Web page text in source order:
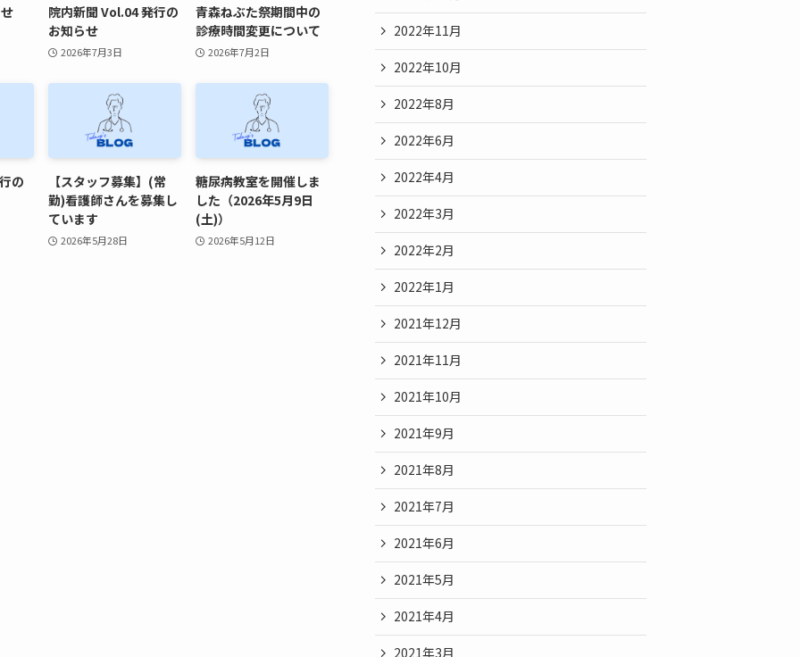
院内新聞 Vol.04 発行の
お知らせ
2026年7月3日
青森ねぶた祭期間中の
診療時間変更について
2026年7月2日
の
【スタッフ募集】(常
勤)看護師さんを募集し
ています
2026年5月28日
糖尿病教室を開催しま
した（2026年5月9日
(土)）
2026年5月12日
2022年11月
2022年10月
2022年8月
2022年6月
2022年4月
2022年3月
2022年2月
2022年1月
2021年12月
2021年11月
2021年10月
2021年9月
2021年8月
2021年7月
2021年6月
2021年5月
2021年4月
2021年3月